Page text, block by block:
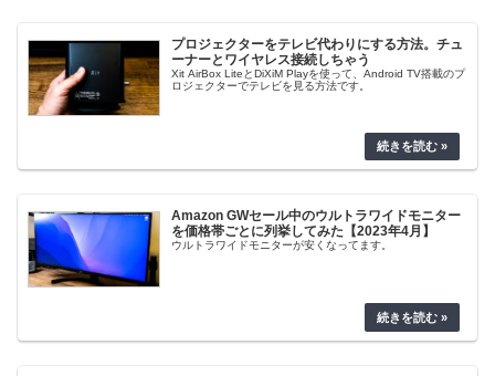
プロジェクターをテレビ代わりにする方法。チュ
ーナーとワイヤレス接続しちゃう
Xit AirBox LiteとDiXiM Playを使って、Android TV搭載のプ
ロジェクターでテレビを見る方法です。
Amazon GWセール中のウルトラワイドモニター
を価格帯ごとに列挙してみた【2023年4月】
ウルトラワイドモニターが安くなってます。